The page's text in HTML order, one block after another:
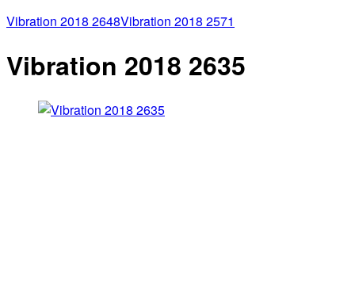
Vibration 2018 2648Vibration 2018 2571
Vibration 2018 2635